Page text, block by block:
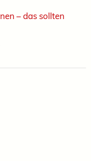
– das sollten